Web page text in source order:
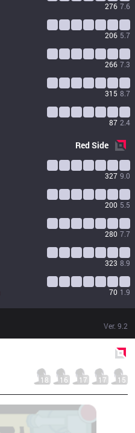
276 7.6
206 5.7
266 7.3
315 8.7
87 2.4
RedSide
327 9.0
200 5.5
280 7.7
323 8.9
70 1.9
Ver. 9.2
18 16 17 17 15